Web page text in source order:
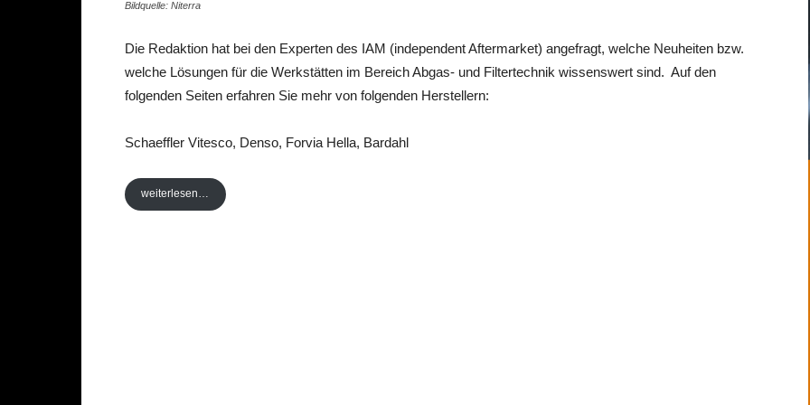
Bildquelle: Niterra
Die Redaktion hat bei den Experten des IAM (independent Aftermarket) angefragt, welche Neuheiten bzw.
welche Lösungen für die Werkstätten im Bereich Abgas- und Filtertechnik wissenswert sind. Auf den
folgenden Seiten erfahren Sie mehr von folgenden Herstellern:
Schaeffler Vitesco, Denso, Forvia Hella, Bardahl
weiterlesen…